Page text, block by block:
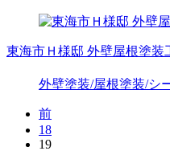
東海市Ｈ様邸 外壁屋根塗装
外壁塗装/屋根塗装/シ
前
18
19